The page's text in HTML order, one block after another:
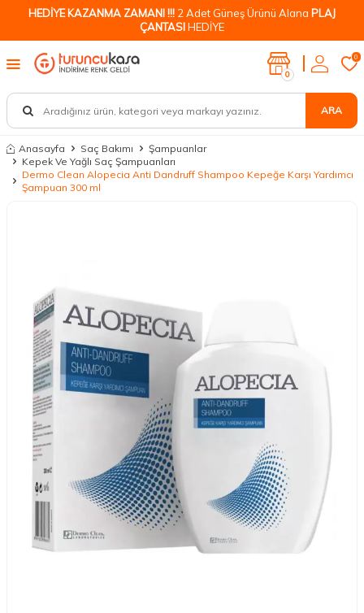
HEDİYE KAZANMA ZAMANI !!! 2 Adet Güneş Ürünü Alana PLAJ
ÇANTASIHEDİYE
ARA
0
0
Anasayfa Saç Bakımı
Şampuanlar
Kepek Ve Yağlı Saç Şampuanları
Dermo Clean Alopecia Anti Dandruff Shampoo Kepeğe Karşı Yardımcı
Şampuan 300 ml